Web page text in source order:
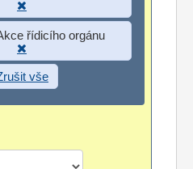
řídicího orgánu
vše